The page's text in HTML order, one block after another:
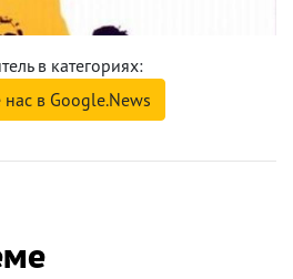
в категориях:
нас в Google.News